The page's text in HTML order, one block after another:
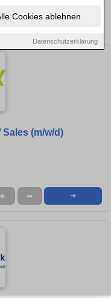
Cookies ablehnen
Datenschutzerklärung
neue Chancen in Ihrer
Vertriebsmitarbeiter-
(m/w/d)
★ ➦ ➜